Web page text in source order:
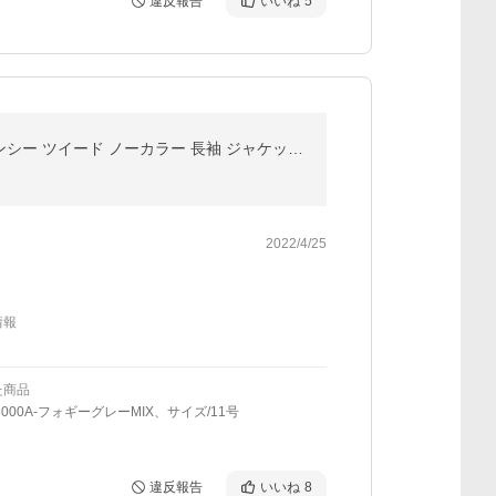
2022/4/25
報
品
フォギーグレーMIX、サイズ/11号
違反報告 いいね 8